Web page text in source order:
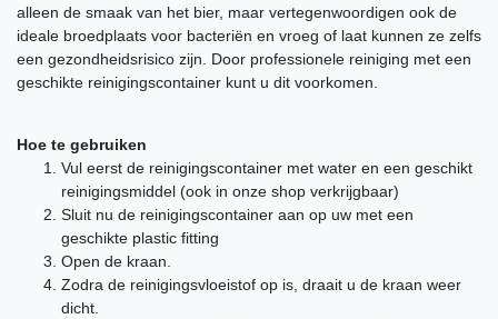
alleen de smaak van het bier, maar vertegenwoordigen ook de
ideale broedplaats voor bacteriën en vroeg of laat kunnen ze zelfs
een gezondheidsrisico zijn. Door professionele reiniging met een
geschikte reinigingscontainer kunt u dit voorkomen.
Hoe te gebruiken
Vul eerst de reinigingscontainer met water en een geschikt
reinigingsmiddel (ook in onze shop verkrijgbaar)
Sluit nu de reinigingscontainer aan op uw met een
geschikte plastic fitting
Open de kraan.
Zodra de reinigingsvloeistof op is, draait u de kraan weer
dicht.